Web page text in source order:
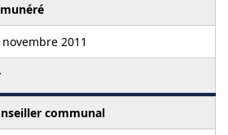
novembre 2011
communal